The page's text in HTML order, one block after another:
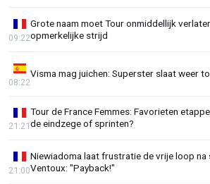
Grote naam moet Tour onmiddellijk
opmerkelijke strijd
09:22
Visma mag juichen: Superster slaat weer
08:22
Tour de France Femmes: Favorieten
de eindzege of sprinten?
21:21
Niewiadoma laat frustratie de vrije loop na
Ventoux: "Payback!"
21:00